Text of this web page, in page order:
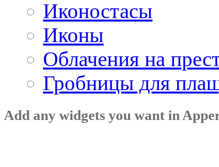
Иконостасы
Иконы
Облачения на
Гробницы для
Add any widgets you want in